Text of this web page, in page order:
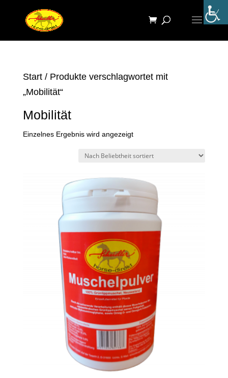
Start/ Produkte verschlagwortet mit
„Mobilität“
Mobilität
Einzelnes Ergebnis wird angezeigt